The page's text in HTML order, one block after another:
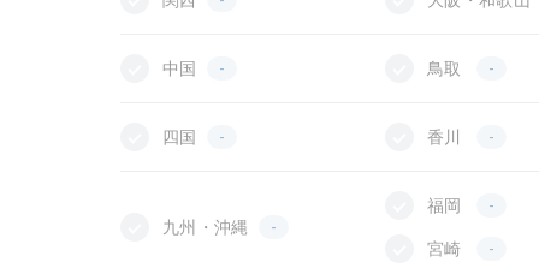
中国 - 鳥取 -
四国 - 香川 -
九州・沖縄 -
福岡 -
宮崎 -